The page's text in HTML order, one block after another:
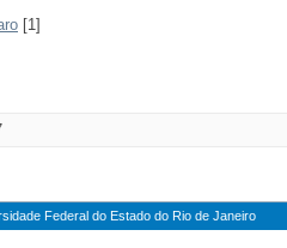
[1]
Federal do Estado do Rio de Janeiro